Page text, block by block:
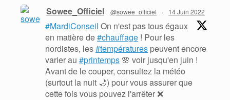
Sowee_Officiel @sowee_officiel · 14 Juin 2022
#MardiConseil On n'est pas tous égaux
en matière de#chauffage ! Pour les
nordistes, les#températures peuvent encore
varier au #printemps 🌸 voir jusqu'en juin !
Avant de le couper, consultez la météo
(surtout la nuit 🌙) pour vous assurer que
cette fois vous pouvez l'arrêter ❌